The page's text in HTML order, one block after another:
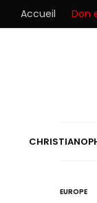
Accueil Don
EUROPE